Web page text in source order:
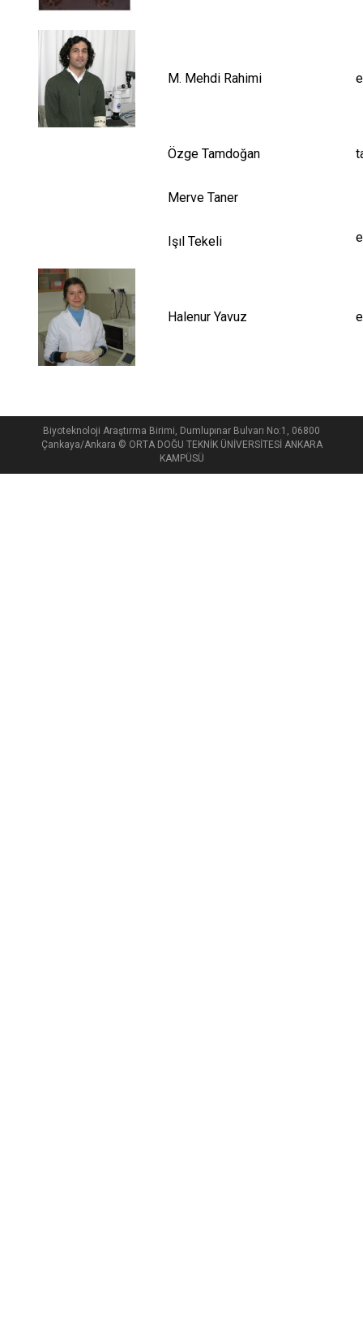
M. Mehdi Rahimi
Özge Tamdoğan
Merve Taner
Işıl Tekeli
Halenur Yavuz
Biyoteknoloji Araştırma Birimi, Dumlupınar Bulvarı No:1, 06800
Çankaya/Ankara © ORTA DOĞU TEKNİK ÜNİVERSİTESİ ANKARA
KAMPÜSÜ